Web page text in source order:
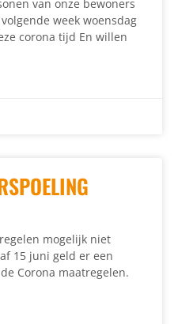
van onze bewoners
week woensdag
corona tijd En willen
mogelijk niet
15 juni geld er een
Corona maatregelen.